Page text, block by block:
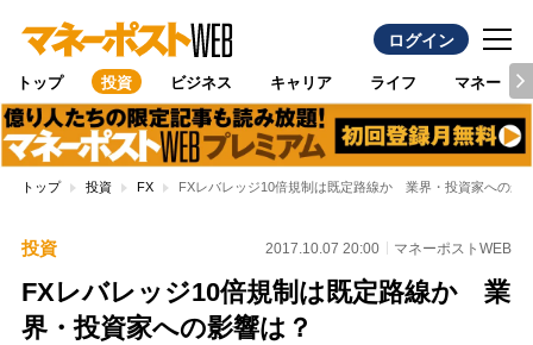
ログイン
トップ 投資 ビジネス キャリア ライフ マネー
トップ 投資 FX FXレバレッジ10倍規制は既定路線か 業界・投資家への影
投資 2017.10.07 20:00 マネーポストWEB
FXレバレッジ10倍規制は既定路線か 業
界・投資家への影響は？